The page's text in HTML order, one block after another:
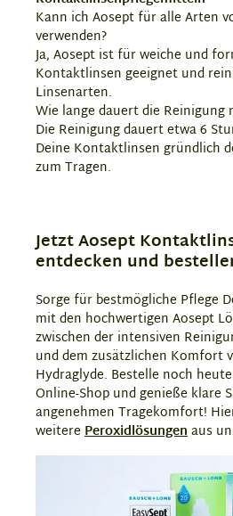
Kann ich Aosept für alle Arten
verwenden?
Ja, Aosept ist für weiche und
Kontaktlinsen geeignet und
Linsenarten.
Wie lange dauert die Reinigung
Die Reinigung dauert etwa 6
Deine Kontaktlinsen gründlich
zum Tragen.
Jetzt Aosept
entdecken und
Sorge für bestmögliche Pflege
mit den hochwertigen Aosept
zwischen der intensiven
und dem zusätzlichen Komfort
Hydraglyde. Bestelle noch
Online-Shop und genieße klare
angenehmen Tragekomfort!
weitere Peroxidlösungenaus